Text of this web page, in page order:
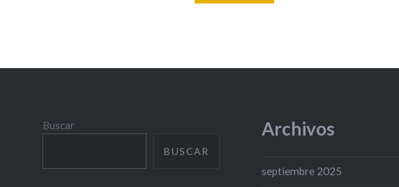
grupos @muc.immunologylab y @celeganslab por hacerlo
Buscar
BUSCAR
Archivos
septiembre 2025